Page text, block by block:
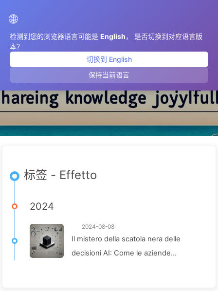
🌐
检测到您的浏览器语言可能是 English， 是否切换到对应语言版
本？
切换到 English
保持当前语言
Effetto
标签 - Effetto
2024
2024-08-08
Il mistero della scatola nera delle
decisioni AI: Come le aziende